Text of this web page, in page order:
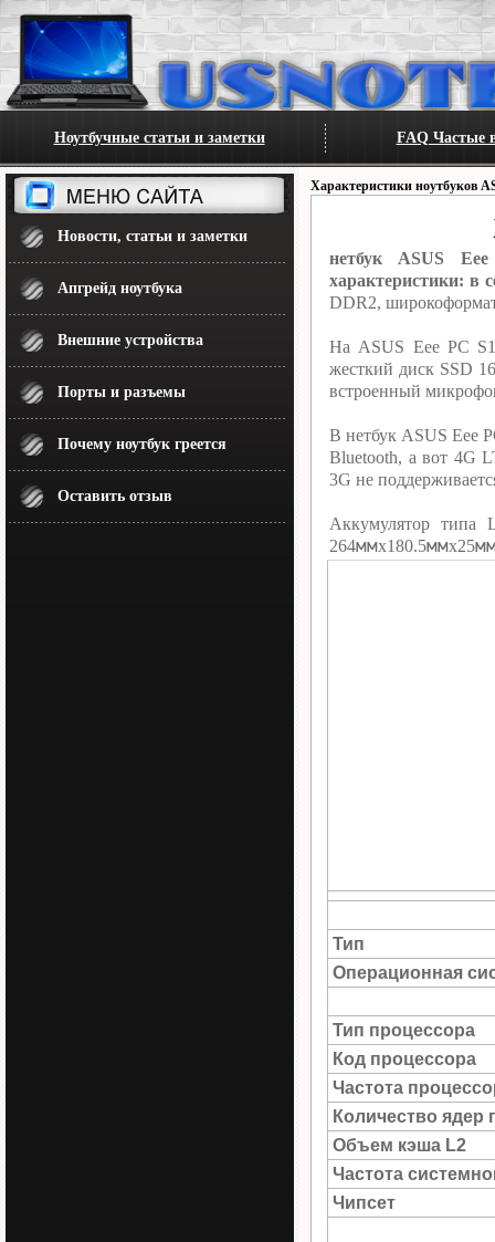
Ноутбучные статьи и заметки FAQ Частые
Новости, статьи и заметки
Апгрейд ноутбука
Внешние устройства
Порты и разъемы
Почему ноутбук греется
Оставить отзыв
Характеристики ноутбуков
нетбук ASUS
характеристики: в
DDR2,
На ASUS Eee PC
жесткий диск SSD
встроенный
В нетбук ASUS Eee
Bluetooth, а вот 4G
3G не
Аккумулятор
264ммх180.5ммх25
Тип
Операционная
Тип процессора
Код процессора
Частота
Количество ядер
Объем кэша L2
Частота
Чипсет